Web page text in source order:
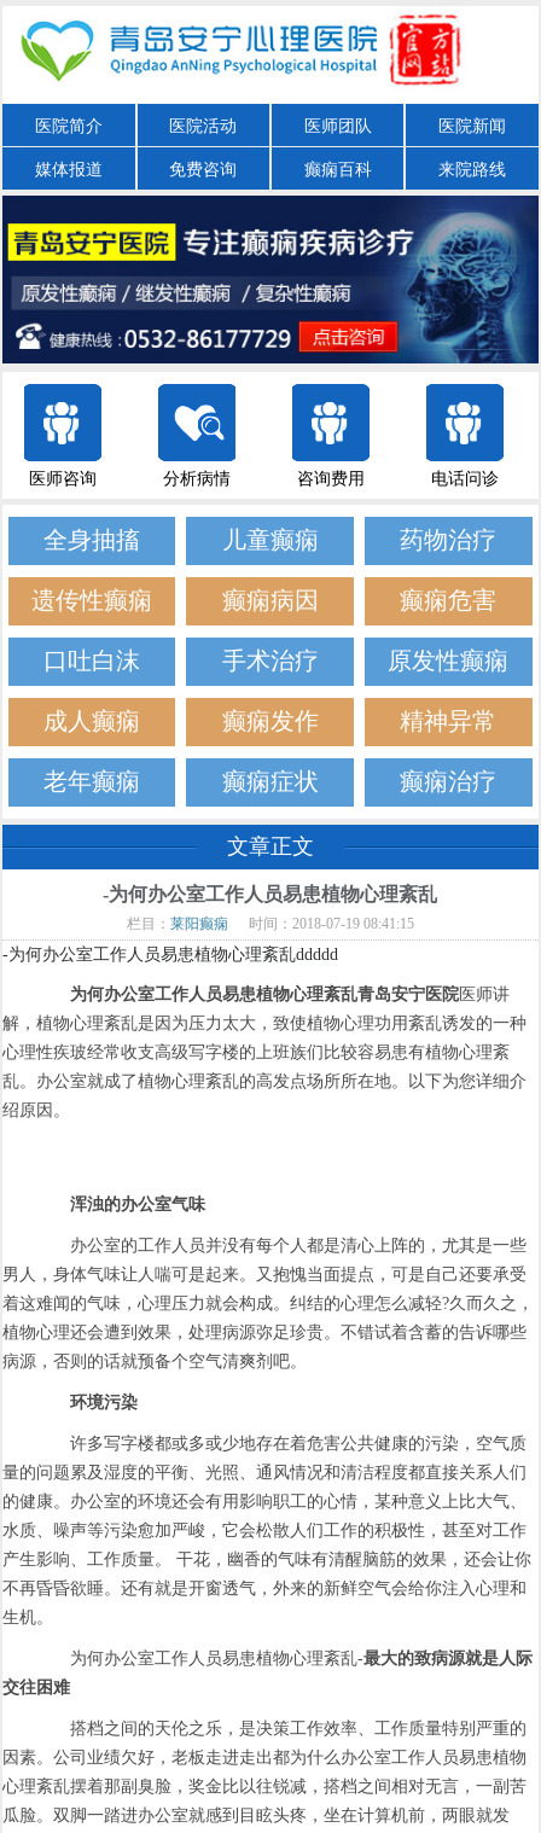
医院简介 医院活动 医师团队 医院新闻
媒体报道 免费咨询 癫痫百科 来院路线
医师咨询 分析病情 咨询费用 电话问诊
全身抽搐 儿童癫痫 药物治疗
遗传性癫痫 癫痫病因 癫痫危害
口吐白沫 手术治疗 原发性癫痫
成人癫痫 癫痫发作 精神异常
老年癫痫 癫痫症状 癫痫治疗
文章正文
-为何办公室工作人员易患植物心理紊乱
栏目： 莱阳癫痫 时间：2018-07-19 08:41:15
-为何办公室工作人员易患植物心理紊乱ddddd
为何办公室工作人员易患植物心理紊乱青岛安宁医院 医师讲
解，植物心理紊乱是因为压力太大，致使植物心理功用紊乱诱发的一种
心理性疾玻经常收支高级写字楼的上班族们比较容易患有植物心理紊
乱。办公室就成了植物心理紊乱的高发点场所所在地。以下为您详细介
绍原因。
浑浊的办公室气味
办公室的工作人员并没有每个人都是清心上阵的，尤其是一些
男人，身体气味让人喘可是起来。又抱愧当面提点，可是自己还要承受
着这难闻的气味，心理压力就会构成。纠结的心理怎么减轻?久而久之，
植物心理还会遭到效果，处理病源弥足珍贵。不错试着含蓄的告诉哪些
病源，否则的话就预备个空气清爽剂吧。
环境污染
许多写字楼都或多或少地存在着危害公共健康的污染，空气质
量的问题累及湿度的平衡、光照、通风情况和清洁程度都直接关系人们
的健康。办公室的环境还会有用影响职工的心情，某种意义上比大气、
水质、噪声等污染愈加严峻，它会松散人们工作的积极性，甚至对工作
产生影响、工作质量。 干花，幽香的气味有清醒脑筋的效果，还会让你
不再昏昏欲睡。还有就是开窗透气，外来的新鲜空气会给你注入心理和
生机。
为何办公室工作人员易患植物心理紊乱-最大的致病源就是人际
交往困难
搭档之间的天伦之乐，是决策工作效率、工作质量特别严重的
因素。公司业绩欠好，老板走进走出都为什么办公室工作人员易患植物
心理紊乱摆着那副臭脸，奖金比以往锐减，搭档之间相对无言，一副苦
瓜脸。双脚一踏进办公室就感到目眩头疼，坐在计算机前，两眼就发